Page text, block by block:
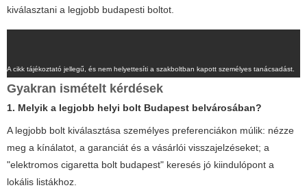
kiválasztani a legjobb budapesti boltot.
A cikk tájékoztató jellegű, és nem helyettesíti a szakboltban kapott személyes tanácsadást.
Gyakran ismételt kérdések
1. Melyik a legjobb helyi bolt Budapest belvárosában?
A legjobb bolt kiválasztása személyes preferenciákon múlik: nézze
meg a kínálatot, a garanciát és a vásárlói visszajelzéseket; a
"elektromos cigaretta bolt budapest" keresés jó kiindulópont a
lokális listákhoz.